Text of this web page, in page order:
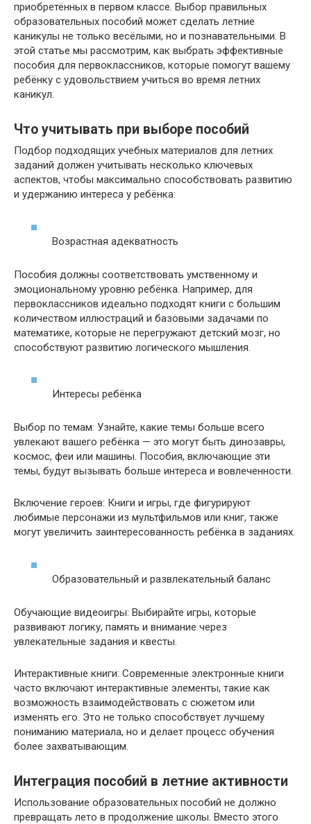
приобретённых в первом классе. Выбор правильных
образовательных пособий может сделать летние
каникулы не только весёлыми, но и познавательными. В
этой статье мы рассмотрим, как выбрать эффективные
пособия для первоклассников, которые помогут вашему
ребёнку с удовольствием учиться во время летних
каникул.
Что учитывать при выборе пособий
Подбор подходящих учебных материалов для летних
заданий должен учитывать несколько ключевых
аспектов, чтобы максимально способствовать развитию
и удержанию интереса у ребёнка:
Возрастная адекватность
Пособия должны соответствовать умственному и
эмоциональному уровню ребёнка. Например, для
первоклассников идеально подходят книги с большим
количеством иллюстраций и базовыми задачами по
математике, которые не перегружают детский мозг, но
способствуют развитию логического мышления.
Интересы ребёнка
Выбор по темам: Узнайте, какие темы больше всего
увлекают вашего ребёнка — это могут быть динозавры,
космос, феи или машины. Пособия, включающие эти
темы, будут вызывать больше интереса и вовлеченности.
Включение героев: Книги и игры, где фигурируют
любимые персонажи из мультфильмов или книг, также
могут увеличить заинтересованность ребёнка в заданиях.
Образовательный и развлекательный баланс
Обучающие видеоигры: Выбирайте игры, которые
развивают логику, память и внимание через
увлекательные задания и квесты.
Интерактивные книги: Современные электронные книги
часто включают интерактивные элементы, такие как
возможность взаимодействовать с сюжетом или
изменять его. Это не только способствует лучшему
пониманию материала, но и делает процесс обучения
более захватывающим.
Интеграция пособий в летние активности
Использование образовательных пособий не должно
превращать лето в продолжение школы. Вместо этого